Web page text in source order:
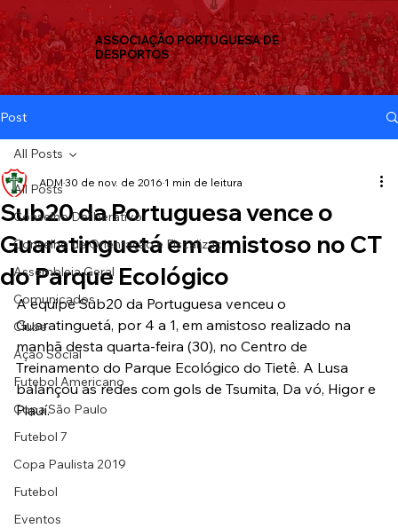
ASSOCIAÇÃO PORTUGUESA DE
DESPORTOS
Post
All Posts
Conselho Deliberativo
Conselho de Orientação e Fiscalizaç
Assembleia Geral
Comunicados
Clube
Ação Social
Futebol Americano
Copa São Paulo
Futebol 7
Copa Paulista 2019
Futebol
Eventos
All Posts
Sub20 da Portuguesa vence o
Guaratinguetá em amistoso no CT
do Parque Ecológico
ADM 30 de nov. de 2016 1 min de leitura
A equipe Sub20 da Portuguesa venceu o
Guaratinguetá, por 4 a 1, em amistoso realizado na
manhã desta quarta-feira (30), no Centro de
Treinamento do Parque Ecológico do Tietê. A Lusa
balançou as redes com gols de Tsumita, Da vó, Higor e
Piauí.